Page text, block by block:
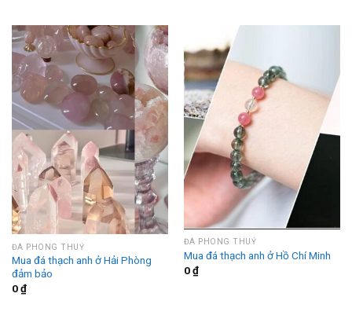
ĐÁ PHONG THUỶ
Mua đá thạch anh ở Hải Phòng
đảm bảo
0₫
ĐÁ PHONG THUỶ
Mua đá thạch anh ở Hồ Chí Minh
0₫